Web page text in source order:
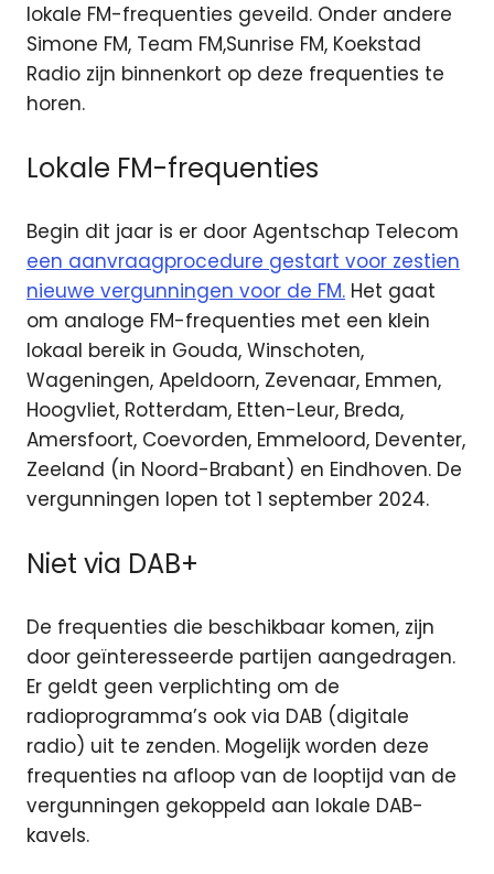
lokale FM-frequenties geveild. Onder andere
Simone FM, Team FM,Sunrise FM, Koekstad
Radio zijn binnenkort op deze frequenties te
horen.
Lokale FM-frequenties
Begin dit jaar is er door Agentschap Telecom
een aanvraagprocedure gestart voor zestien
nieuwe vergunningen voor de FM. Het gaat
om analoge FM-frequenties met een klein
lokaal bereik in Gouda, Winschoten,
Wageningen, Apeldoorn, Zevenaar, Emmen,
Hoogvliet, Rotterdam, Etten-Leur, Breda,
Amersfoort, Coevorden, Emmeloord, Deventer,
Zeeland (in Noord-Brabant) en Eindhoven. De
vergunningen lopen tot 1 september 2024.
Niet via DAB+
De frequenties die beschikbaar komen, zijn
door geïnteresseerde partijen aangedragen.
Er geldt geen verplichting om de
radioprogramma’s ook via DAB (digitale
radio) uit te zenden. Mogelijk worden deze
frequenties na afloop van de looptijd van de
vergunningen gekoppeld aan lokale DAB-
kavels.